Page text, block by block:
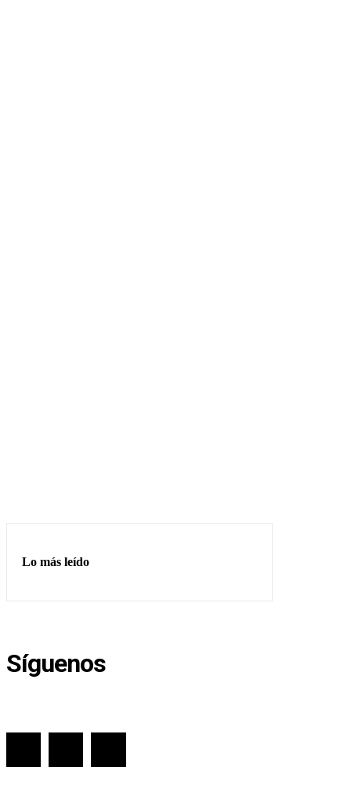
Lo más leído
Síguenos